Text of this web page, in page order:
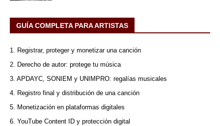
GUÍA COMPLETA PARA ARTISTAS
1. Registrar, proteger y monetizar una canción
2. Derecho de autor: protege tu música
3. APDAYC, SONIEM y UNIMPRO: regalías musicales
4. Registro final y distribución de una canción
5. Monetización en plataformas digitales
6. YouTube Content ID y protección digital